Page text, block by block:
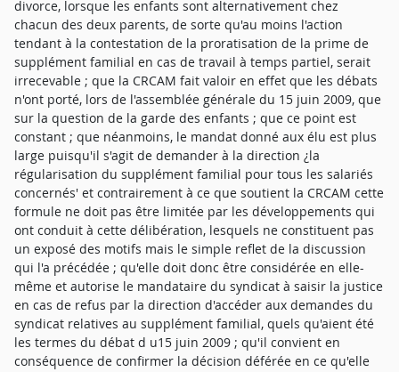
divorce, lorsque les enfants sont alternativement chez
chacun des deux parents, de sorte qu'au moins l'action
tendant à la contestation de la proratisation de la prime de
supplément familial en cas de travail à temps partiel, serait
irrecevable ; que la CRCAM fait valoir en effet que les débats
n'ont porté, lors de l'assemblée générale du 15 juin 2009, que
sur la question de la garde des enfants ; que ce point est
constant ; que néanmoins, le mandat donné aux élu est plus
large puisqu'il s'agit de demander à la direction ¿la
régularisation du supplément familial pour tous les salariés
concernés' et contrairement à ce que soutient la CRCAM cette
formule ne doit pas être limitée par les développements qui
ont conduit à cette délibération, lesquels ne constituent pas
un exposé des motifs mais le simple reflet de la discussion
qui l'a précédée ; qu'elle doit donc être considérée en elle-
même et autorise le mandataire du syndicat à saisir la justice
en cas de refus par la direction d'accéder aux demandes du
syndicat relatives au supplément familial, quels qu'aient été
les termes du débat d u15 juin 2009 ; qu'il convient en
conséquence de confirmer la décision déférée en ce qu'elle